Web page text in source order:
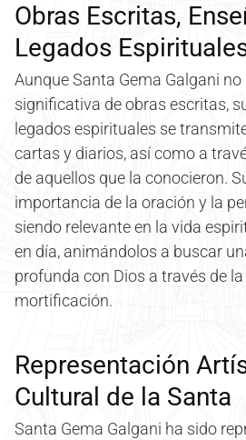
Obras Escritas,
Legados
Aunque Santa Gema Galgani
significativa de obras escritas,
legados espirituales se
cartas y diarios, así como a
de aquellos que la conocieron.
importancia de la oración y la
siendo relevante en la vida
en día, animándolos a buscar
profunda con Dios a través de
mortificación.
Representación
Cultural de la Santa
Santa Gema Galgani ha sido